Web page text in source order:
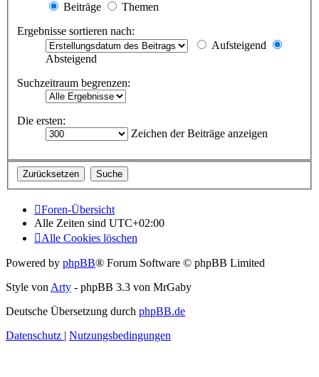
Beiträge
Themen
Ergebnisse sortieren nach:
Aufsteigend
Absteigend
Suchzeitraum begrenzen:
Die ersten:
Zeichen der Beiträge anzeigen
Foren-Übersicht
Alle Zeiten sind UTC+02:00
Alle Cookies löschen
Powered by phpBB® Forum Software © phpBB Limited
Style von Arty - phpBB 3.3 von MrGaby
Deutsche Übersetzung durch phpBB.de
Datenschutz | Nutzungsbedingungen